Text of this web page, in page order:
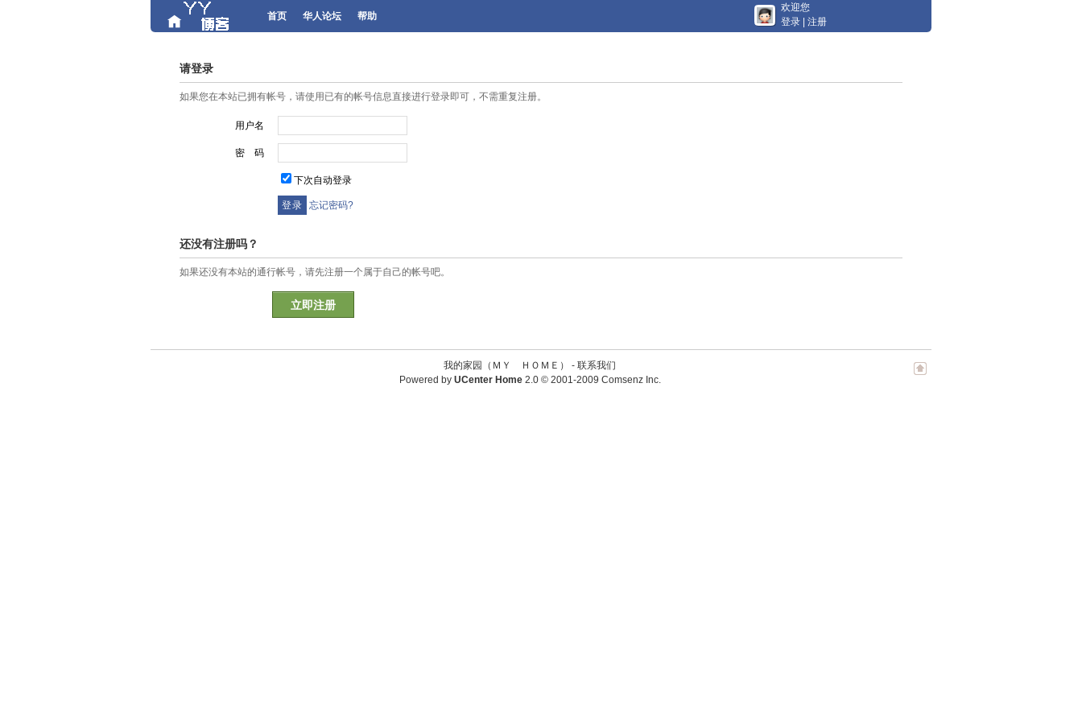
首页 华人论坛 帮助
欢迎您
登录
注册
请登录
如果您在本站已拥有帐号，请使用已有的帐号信息直接进行登录即可，不需重复注册。
用户名
密 码
下次自动登录
忘记密码?
还没有注册吗？
如果还没有本站的通行帐号，请先注册一个属于自己的帐号吧。
立即注册
我的家园（ＭＹ ＨＯＭＥ） - 联系我们
Powered by UCenter Home 2.0© 2001-2009 Comsenz Inc.